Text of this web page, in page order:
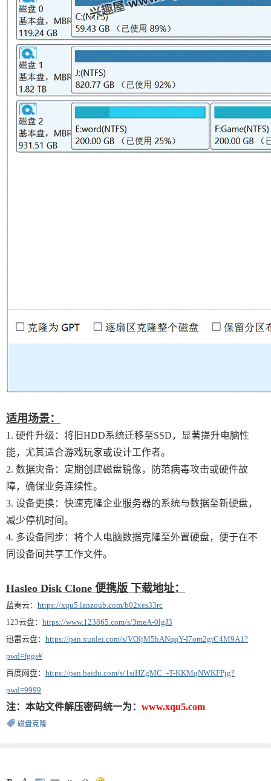
适用场景：
1. 硬件升级：将旧HDD系统迁移至SSD，显著提升电脑性
能，尤其适合游戏玩家或设计工作者。
2. 数据灾备：定期创建磁盘镜像，防范病毒攻击或硬件故
障，确保业务连续性。
3. 设备更换：快速克隆企业服务器的系统与数据至新硬盘，
减少停机时间。
4. 多设备同步：将个人电脑数据克隆至外置硬盘，便于在不
同设备间共享工作文件。
Hasleo Disk Clone 便携版 下载地址：
蓝奏云： https://xqu5.lanzoub.com/b02xes33rc
123云盘： https://www.123865.com/s/3meA-0lgJ3
迅雷云盘： https://pan.xunlei.com/s/VOIjM5hANqqY-I7om2gtC4M9A1?
pwd=fggs#
百度网盘： https://pan.baidu.com/s/1siHZgMC_-T-KKMqNWKFPjg?
pwd=9999
注：本站文件解压密码统一为： www.xqu5.com
磁盘克隆